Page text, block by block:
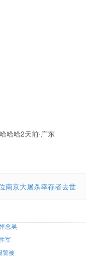
哈哈2天前·广东
南京大屠杀幸存者去世
念吴
军
警被